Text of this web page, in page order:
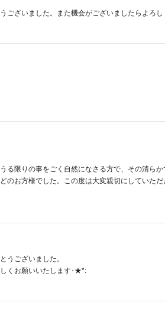
ございました。また機会がございましたらよろ
る限りの事をごく自然になさる方で、その清ら
のお方様でした。この度は大変親切にしていただ
うございました。
くお願いいたします･★*: